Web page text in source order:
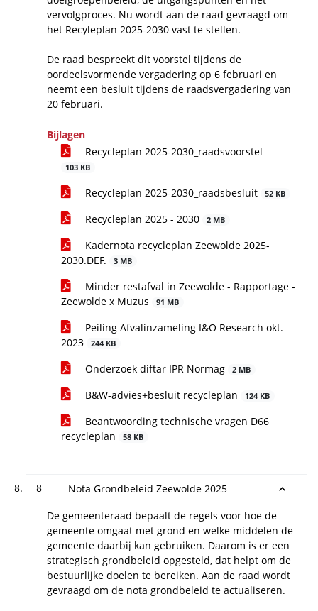
vervolgproces. Nu wordt aan de raad gevraagd om
het Recyleplan 2025-2030 vast te stellen.
De raad bespreekt dit voorstel tijdens de
oordeelsvormende vergadering op 6 februari en
neemt een besluit tijdens de raadsvergadering van
20 februari.
Bijlagen
Recycleplan 2025-2030_raadsvoorstel
103 KB
Recycleplan 2025-2030_raadsbesluit 52 KB
Recycleplan 2025 - 2030 2 MB
Kadernota recycleplan Zeewolde 2025-
2030.DEF.
3 MB
Minder restafval in Zeewolde - Rapportage -
Zeewolde x Muzus
91 MB
Peiling Afvalinzameling I&O Research okt.
2023
244 KB
Onderzoek diftar IPR Normag 2 MB
B&W-advies+besluit recycleplan 124 KB
Beantwoording technische vragen D66
recycleplan
58 KB
8
Nota Grondbeleid Zeewolde 2025
De gemeenteraad bepaalt de regels voor hoe de
gemeente omgaat met grond en welke middelen de
gemeente daarbij kan gebruiken. Daarom is er een
strategisch grondbeleid opgesteld, dat helpt om de
bestuurlijke doelen te bereiken. Aan de raad wordt
gevraagd om de nota grondbeleid te actualiseren.